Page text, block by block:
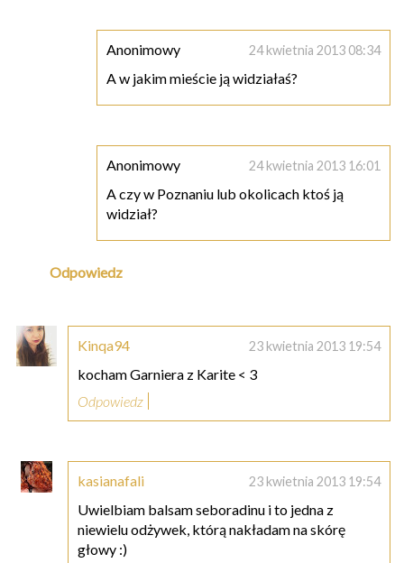
Anonimowy 24 kwietnia 2013 08:34
A w jakim mieście ją widziałaś?
Anonimowy 24 kwietnia 2013 16:01
A czy w Poznaniu lub okolicach ktoś ją
widział?
Odpowiedz
Kinqa94 23 kwietnia 2013 19:54
kocham Garniera z Karite < 3
Odpowiedz
kasianafali 23 kwietnia 2013 19:54
Uwielbiam balsam seboradinu i to jedna z
niewielu odżywek, którą nakładam na skórę
głowy :)